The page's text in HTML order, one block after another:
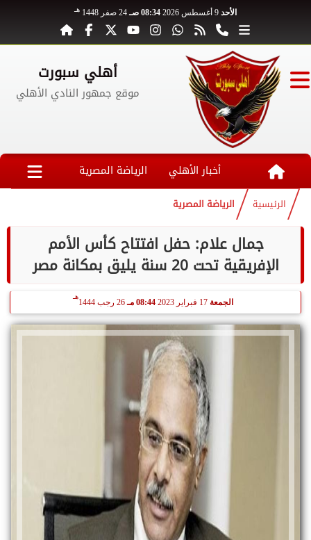
الأحد 08:34 صـ 24 صفر 1448 هـ
أهلي سبورت
موقع جمهور النادي الأهلي
أخبار الأهلي الرياضة المصرية
الرئيسية الرياضة المصرية
جمال علام: حفل افتتاح كأس الأمم
الإفريقية تحت 20 سنة يليق بمكانة مصر
الجمعة 17 فبراير 2023 08:44 مـ 26 رجب 1444
هـ